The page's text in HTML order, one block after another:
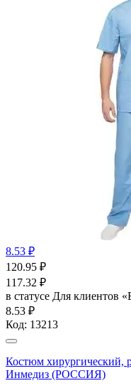
8.53 ₽
120.95 ₽
117.32 ₽
в статусе Для клиентов
8.53 ₽
Код: 13213
Костюм хирургический,
Инмедиз (РОССИЯ)